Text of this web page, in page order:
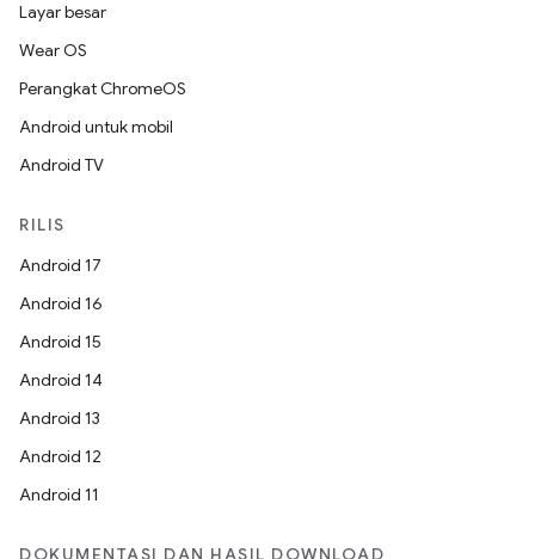
Layar besar
Wear OS
Perangkat ChromeOS
Android untuk mobil
Android TV
RILIS
Android 17
Android 16
Android 15
Android 14
Android 13
Android 12
Android 11
DOKUMENTASI DAN HASIL DOWNLOAD